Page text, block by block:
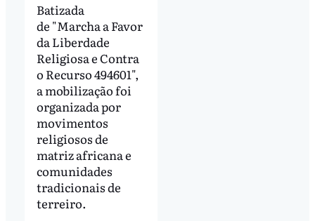
Batizada
de "Marcha aFavor
da Liberdade
Religiosa e Contra
o Recurso 494601",
a mobilização foi
organizada por
movimentos
religiosos de
matriz africana e
comunidades
tradicionais de
terreiro.